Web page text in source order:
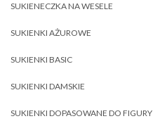
SUKIENECZKA NA WESELE
SUKIENKI AŻUROWE
SUKIENKI BASIC
SUKIENKI DAMSKIE
SUKIENKI DOPASOWANE DO FIGURY